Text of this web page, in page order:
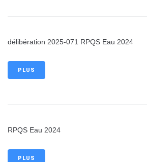
délibération 2025-071 RPQS Eau 2024
PLUS
RPQS Eau 2024
PLUS